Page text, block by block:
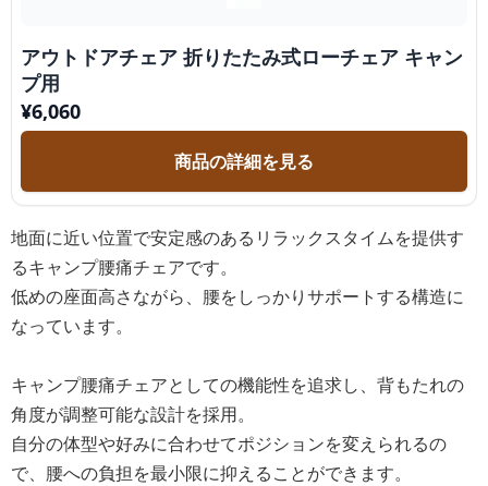
アウトドアチェア 折りたたみ式ローチェア キャン
プ用
¥6,060
商品の詳細を見る
地面に近い位置で安定感のあるリラックスタイムを提供す
るキャンプ腰痛チェアです。
低めの座面高さながら、腰をしっかりサポートする構造に
なっています。
キャンプ腰痛チェアとしての機能性を追求し、背もたれの
角度が調整可能な設計を採用。
自分の体型や好みに合わせてポジションを変えられるの
で、腰への負担を最小限に抑えることができます。